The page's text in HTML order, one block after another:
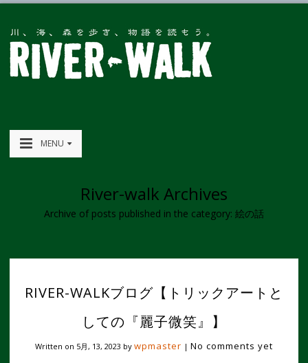
MENU
River-walk Archives
Archive of posts published in the category: 絵の話
RIVER-WALKブログ【トリックアートと
しての『麗子微笑』】
Written on 5月, 13, 2023 by wpmaster | No comments yet